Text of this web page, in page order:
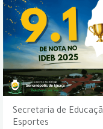
Secretaria de
Esportes